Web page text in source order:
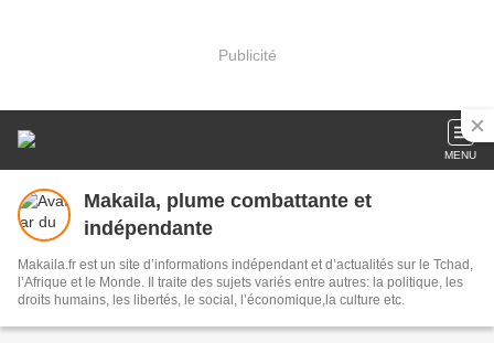
Publicité
MENU
Makaila, plume combattante et
indépendante
Makaila.fr est un site d’informations indépendant et d’actualités sur le Tchad,
l’Afrique et le Monde. Il traite des sujets variés entre autres: la politique, les
droits humains, les libertés, le social, l’économique,la culture etc.